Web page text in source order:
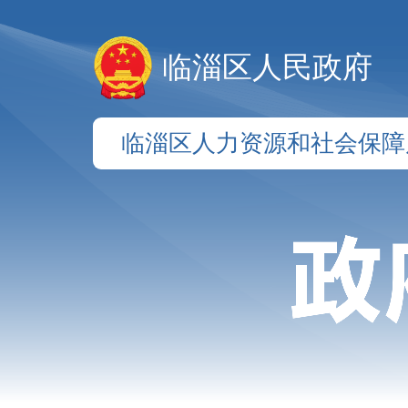
临淄区人民政府
临淄区人力资源和社会保